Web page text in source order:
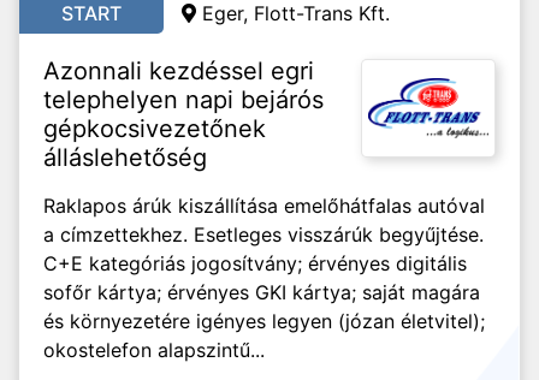
START Eger, Flott-Trans Kft.
Azonnali kezdéssel egri
telephelyen napi bejárós
gépkocsivezetőnek
álláslehetőség
Raklapos árúk kiszállítása emelőhátfalas autóval
a címzettekhez. Esetleges visszárúk begyűjtése.
C+E kategóriás jogosítvány; érvényes digitális
sofőr kártya; érvényes GKI kártya; saját magára
és környezetére igényes legyen (józan életvitel);
okostelefon alapszintű...